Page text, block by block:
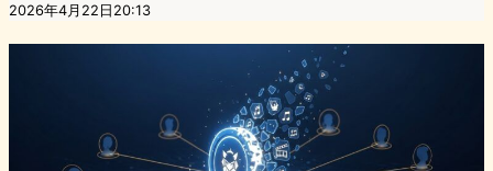
2026年4月22日20:13